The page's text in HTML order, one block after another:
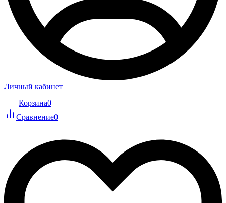
Личный кабинет
Корзина0
Сравнение0